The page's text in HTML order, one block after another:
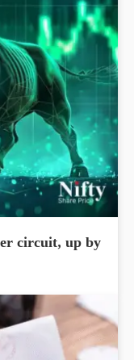
circuit, up by